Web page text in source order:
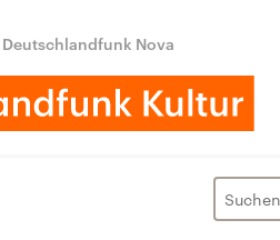
Deutschlandfunk Nova